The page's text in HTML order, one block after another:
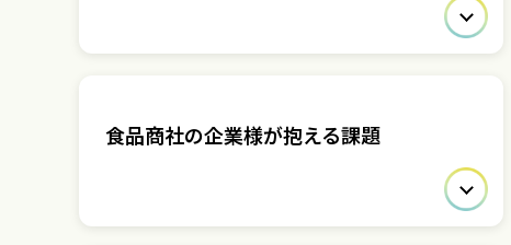
食品商社の企業様が抱える課題